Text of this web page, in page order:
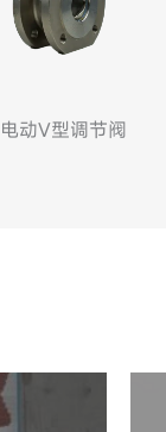
气动单座调节阀